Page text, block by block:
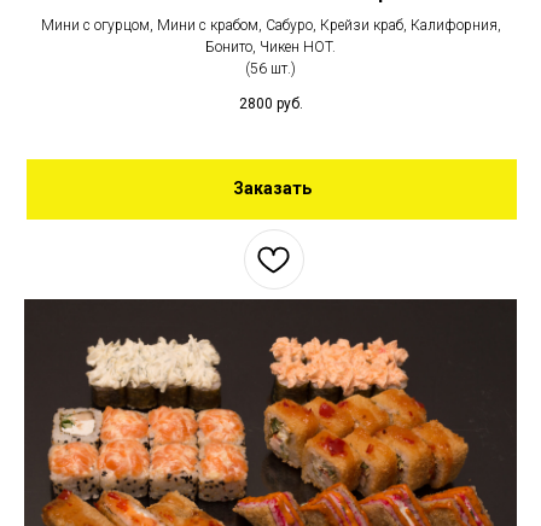
Мини с огурцом, Мини с крабом, Сабуро, Крейзи краб, Калифорния,
Бонито, Чикен HOT.
(56 шт.)
2800 руб.
Заказать